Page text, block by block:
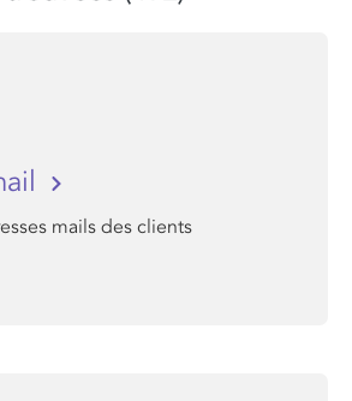
mails des clients